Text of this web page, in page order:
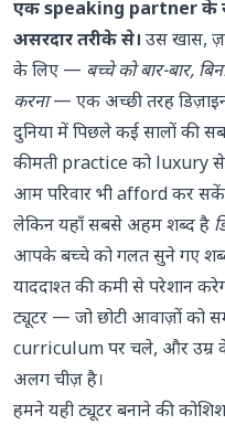
एक speaking partner के
असरदार तरीके से। उस खास,
के लिए — बच्चे को बार-बार,
करना— एक अच्छी तरह डिज़ाइन
दुनिया में पिछले कई सालों की
कीमती practice को luxury
आम परिवार भी afford कर
लेकिन यहाँ सबसे अहम शब्द है
आपके बच्चे को गलत सुने गए
याददाश्त की कमी से परेशान
ट्यूटर — जो छोटी आवाज़ों को
curriculum पर चले, और उम्र
अलग चीज़ है।
हमने यही ट्यूटर बनाने की